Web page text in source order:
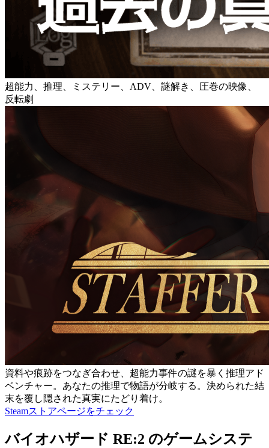
超能力、推理、ミステリー、ADV、謎解き、圧巻の映像、
反転劇
資料や痕跡をつなぎ合わせ、超能力事件の謎を暴く推理アド
ベンチャー。あなたの推理で物語が分岐する。決められた結
末を覆し隠された真実にたどり着け。
Steamストアページをチェック
バイオハザード RE:2 のゲームシステ